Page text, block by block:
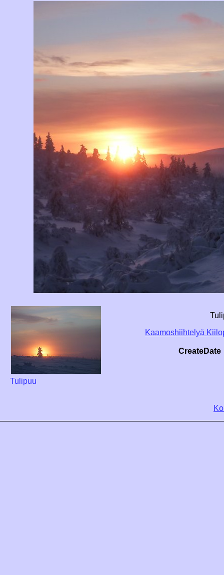
Tulipuu
Kaamoshiihtelyä
CreateDate